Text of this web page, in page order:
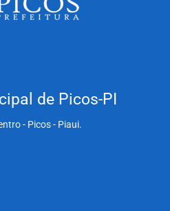
de Picos-PI
- Picos - Piaui.